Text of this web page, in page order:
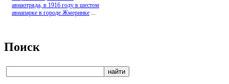
авиаотряда, в 1916 году в шестом
авиапарке в городе Жмеринке
Поиск